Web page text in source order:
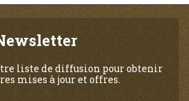
liste de diffusion pour obtenir
mises à jour et offres.